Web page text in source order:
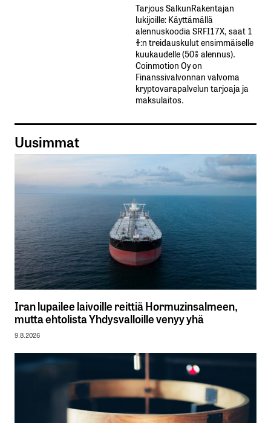
Tarjous SalkunRakentajan
lukijoille: Käyttämällä​ ​
alennuskoodia​ ​SRFI17X,​ ​saat​ ​1
%:n treidauskulut​ ​ensimmäiselle​ ​
kuukaudelle​ ​(50%​ ​alennus).
Coinmotion Oy on
Finanssivalvonnan valvoma
kryptovarapalvelun tarjoaja ja
maksulaitos.
Uusimmat
Iran lupailee laivoille reittiä Hormuzinsalmeen,
mutta ehtolista Yhdysvalloille venyy yhä
9.8.2026